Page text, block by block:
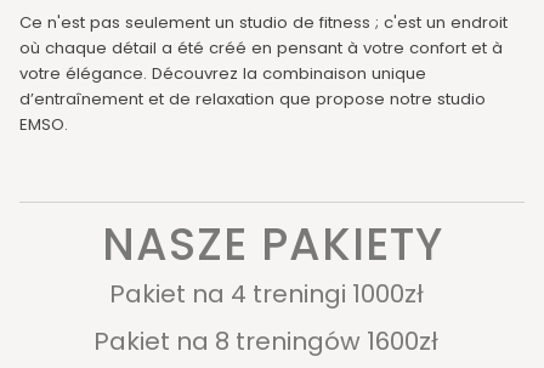
Ce n'est pas seulement un studio de fitness ; c'est un endroit
où chaque détail a été créé en pensant à votre confort et à
votre élégance. Découvrez la combinaison unique
d’entraînement et de relaxation que propose notre studio
EMSO.
NASZE PAKIETY
Pakiet na 4 treningi 1000zł
Pakiet na 8 treningów 1600zł